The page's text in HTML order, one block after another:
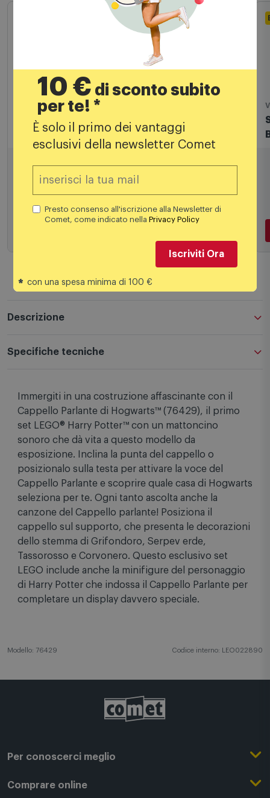
Lego® Art Keith Haring Figure danzanti
31216
119,99€
Descrizione
Specifiche tecniche
Immergiti in una costruzione affascinante con il
Cappello Parlante di Hogwarts™ (76429), il primo
set LEGO® Harry Potter™ con un mattoncino
sonoro che dà vita a questo modello da
esposizione. Inclina la punta del cappello o
posizionalo sulla testa per attivare la voce del
Cappello Parlante e scoprire quale casa di Hogwarts
seleziona per te. Ogni tanto ascolta anche la
canzone del Cappello parlante! Posiziona il
cappello sul supporto, che presenta le decorazioni
dello stemma di Grifondoro, Serpev erde,
Tassorosso e Corvonero. Questo esclusivo set
LEGO include anche la minifigure del personaggio
di Harry Potter che indossa il Cappello Parlante per
completare un display davvero speciale.
Modello: 76429 Codice interno: LEO022890
Per conoscerci meglio
Il Gruppo Comet
Comprare online
10 € di sconto subito
per te! *
È solo il primo dei vantaggi
esclusivi della newsletter Comet
Presto consenso all'iscrizione alla Newsletter di
Comet, come indicato nellaPrivacy Policy
Iscriviti Ora
* con una spesa minima di 100 €